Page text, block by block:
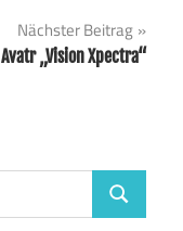
Nächster Beitrag
Avatr „Vision Xpectra“
Suchen